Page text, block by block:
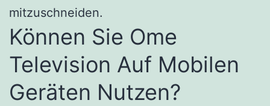
mitzuschneiden.
Können Sie Ome
Television Auf Mobilen
Geräten Nutzen?